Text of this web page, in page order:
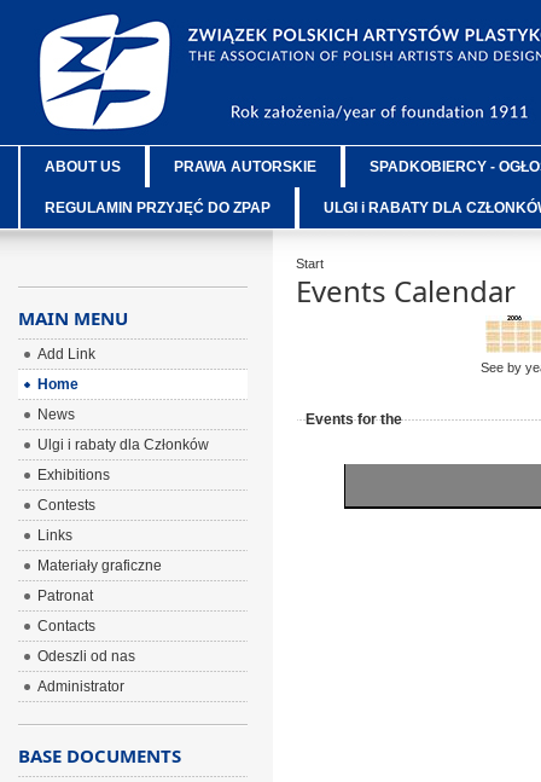
ABOUT US PRAWA AUTORSKIE SPADKOBIERCY -
REGULAMIN PRZYJĘĆ DO ZPAP ULGI i RABATY DLA
Start
Events Calendar
See by
Events for the
MAIN MENU
Add Link
Home
News
Ulgi i rabaty dla Członków
Exhibitions
Contests
Links
Materiały graficzne
Patronat
Contacts
Odeszli od nas
Administrator
BASE DOCUMENTS